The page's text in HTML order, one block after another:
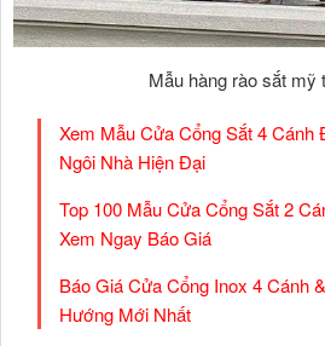
Mẫu hàng rào sắt mỹ
Xem Mẫu Cửa Cổng Sắt 4
Ngôi Nhà Hiện Đại
Top 100 Mẫu Cửa Cổng Sắt 2
Xem Ngay Báo Giá
Báo Giá Cửa Cổng Inox 4 Cánh
Hướng Mới Nhất